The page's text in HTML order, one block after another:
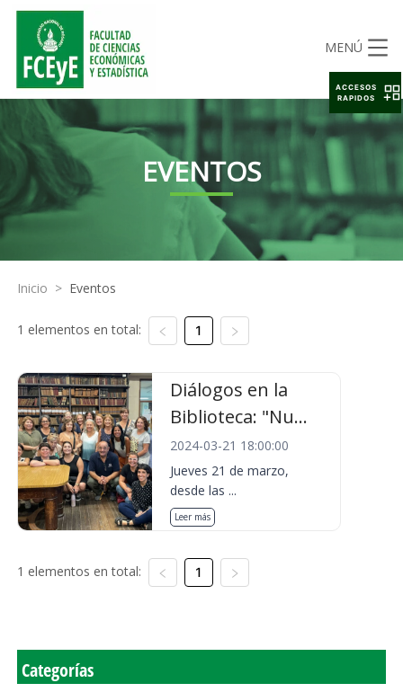
MENÚ
EVENTOS
Inicio > Eventos
1 elementos en total: 1
Diálogos en la
Biblioteca: "Nu...
2024-03-21 18:00:00
Jueves 21 de marzo,
desde las ...
Leer más
1 elementos en total: 1
Categorías
ACCESOS
RAPIDOS